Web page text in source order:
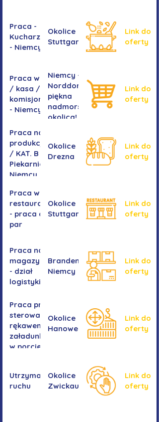
Praca -
Kucharz/kucharka
- Niemcy
Okolice
Stuttgartu
Link do
oferty
Praca w sklepie
/ kasa /
komisjonowanie
- Niemcy
Niemcy -
Norddorf -
piękna
nadmorska
okolica!
Link do
oferty
Praca na
produkcji
/ KAT. B -
Piekarnia
Niemcy
Okolice
Drezna
Link do
oferty
Praca w
restauracji
- praca dla
par
Okolice
Stuttgartu
Link do
oferty
Praca na
magazynie
- dział
logistyki
Brandenburgia,
Niemcy
Link do
oferty
Praca przy
sterowaniu
rękawem
załadunkowym
w porcie
Okolice
Hanower
Link do
oferty
Utrzymanie
ruchu
Okolice
Zwickau
Link do
oferty